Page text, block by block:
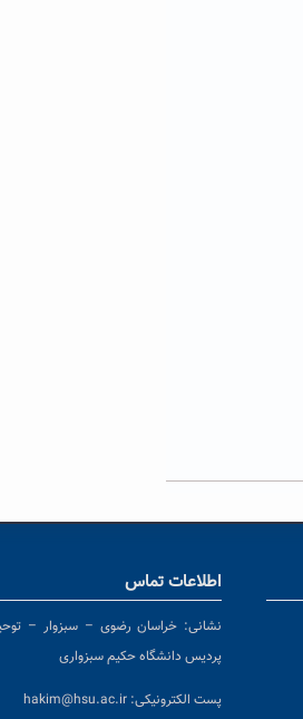
اطلاعات تماس
نشانی: خراسان رضوی – سبزوار –
پردیس دانشگاه حکیم سبزواری
پست الکترونیکی: hakim@hsu.ac.ir